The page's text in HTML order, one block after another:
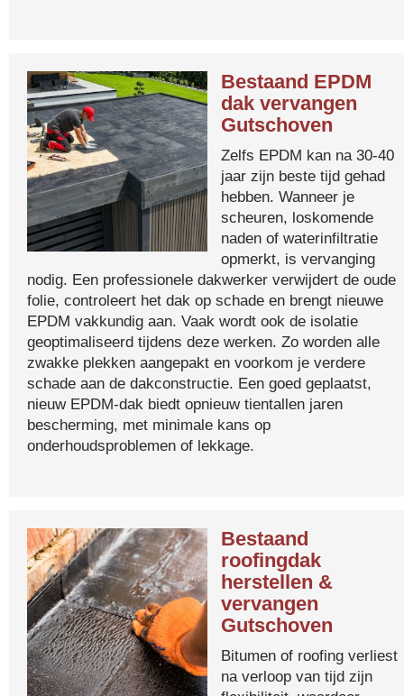
Bestaand EPDM
dak vervangen
Gutschoven
Zelfs EPDM kan na 30-40
jaar zijn beste tijd gehad
hebben. Wanneer je
scheuren, loskomende
naden of waterinfiltratie
opmerkt, is vervanging
nodig. Een professionele dakwerker verwijdert de oude
folie, controleert het dak op schade en brengt nieuwe
EPDM vakkundig aan. Vaak wordt ook de isolatie
geoptimaliseerd tijdens deze werken. Zo worden alle
zwakke plekken aangepakt en voorkom je verdere
schade aan de dakconstructie. Een goed geplaatst,
nieuw EPDM-dak biedt opnieuw tientallen jaren
bescherming, met minimale kans op
onderhoudsproblemen of lekkage.
Bestaand
roofingdak
herstellen &
vervangen
Gutschoven
Bitumen of roofing verliest
na verloop van tijd zijn